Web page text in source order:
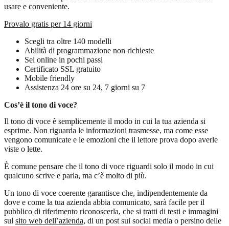
usare e conveniente.
Provalo gratis per 14 giorni
Scegli tra oltre 140 modelli
Abilità di programmazione non richieste
Sei online in pochi passi
Certificato SSL gratuito
Mobile friendly
Assistenza 24 ore su 24, 7 giorni su 7
Cos’è il tono di voce?
Il tono di voce è semplicemente il modo in cui la tua azienda si
esprime. Non riguarda le informazioni trasmesse, ma come esse
vengono comunicate e le emozioni che il lettore prova dopo averle
viste o lette.
È comune pensare che il tono di voce riguardi solo il modo in cui
qualcuno scrive e parla, ma c’è molto di più.
Un tono di voce coerente garantisce che, indipendentemente da
dove e come la tua azienda abbia comunicato, sarà facile per il
pubblico di riferimento riconoscerla, che si tratti di testi e immagini
sul sito web dell’azienda, di un post sui social media o persino delle